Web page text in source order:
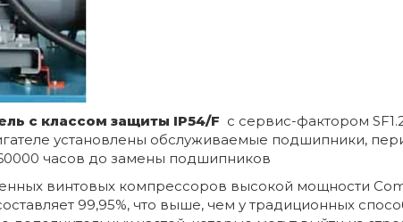
с классом защиты IP54/F c сервис-фактором
установлены обслуживаемые подшипники,
часов до замены подшипников
винтовых компрессоров высокой мощности
99,95%, что выше, чем у традиционных